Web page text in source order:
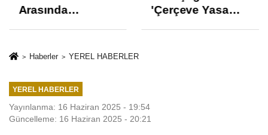
Arasında
Protokolü
'Çerçeve Yasa
Haberler YEREL HABERLER
YEREL HABERLER
Yayınlanma: 16 Haziran 2025 - 19:54
Güncelleme: 16 Haziran 2025 - 20:21